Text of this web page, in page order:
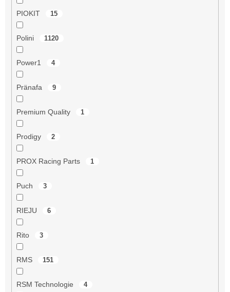
PIOKIT 15
Polini 1120
Power1 4
Pränafa 9
Premium Quality 1
Prodigy 2
PROX Racing Parts 1
Puch 3
RIEJU 6
Rito 3
RMS 151
RSM Technologie 4